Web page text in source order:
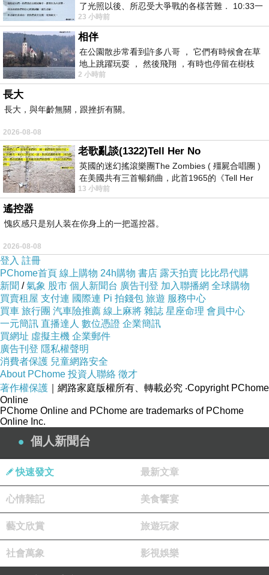
(與上圖為同一處大門)
多年前在市場尚有營業之際曾造訪，也在完工前
又造訪過，只見整修前後差異很大，原來百年前
的菜市場如此華麗。
了光照以後、所忍受大爭戰的各樣苦難． 10:33一
面被毀謗、遭患難、成了戲景、叫眾人
23 小時前
相伴
在公園散步常看到許多八哥 ， 它們有時候會在草
地上跳躍玩耍 ， 然後飛翔 ，有時也停留在樹枝
上，它們身軀是咖啡色的，鳥喙是黃色
2 小時前
長大
長大，與年齡無關，跟挫折有關。
2026-08-08
老歌亂談(1322)Tell Her No
英國的迷幻搖滾樂團The Zombies ( 殭屍合唱團 )
在美國共有三首暢銷曲，此首1965的《Tell Her
No》即為其中之一，在告示牌百大單曲
13 小時前
遙控器
愧疚感只是别人装在你身上的一把遥控器。
2026-08-08
登入 註冊
PChome首頁 線上購物 24h購物 書店 露天拍賣 比比昂代購
新聞 /氣象 股市 個人新聞台 廣告刊登 加入聯播網 全球購物
買賣租屋 支付連 國際連 Pi 拍錢包 旅遊 服務中心
買車 旅行團 汽車險推薦 線上麻將 雜誌 星座命理 會員中心
一元簡訊 直播達人 數位憑證 企業簡訊
買網址 虛擬主機 企業郵件
廣告刊登 隱私權聲明
消費者保護 兒童網路安全
About PChome 投資人聯絡 徵才
著作權保護 ｜網路家庭版權所有、轉載必究 ‧Copyright PChome
Online
PChome Online and PChome are trademarks of PChome
Online Inc.
個人新聞台
快速發文 最新文章
心情雜記 美食饗宴
藝文欣賞 旅遊玩家
社會萬象 影視娛樂